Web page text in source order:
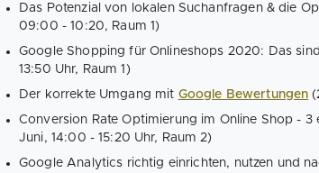
Das Potenzial von lokalen Suchanfragen & die
09:00 - 10:20, Raum 1)
Google Shopping für Onlineshops 2020: Das
13:50 Uhr, Raum 1)
Der korrekte Umgang mit Google Bewertungen
Conversion Rate Optimierung im Online Shop -
Juni, 14:00 - 15:20 Uhr, Raum 2)
Google Analytics richtig einrichten, nutzen und